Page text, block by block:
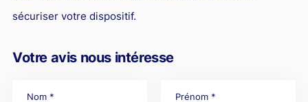
sécuriser votre dispositif.
Votre avis nous intéresse